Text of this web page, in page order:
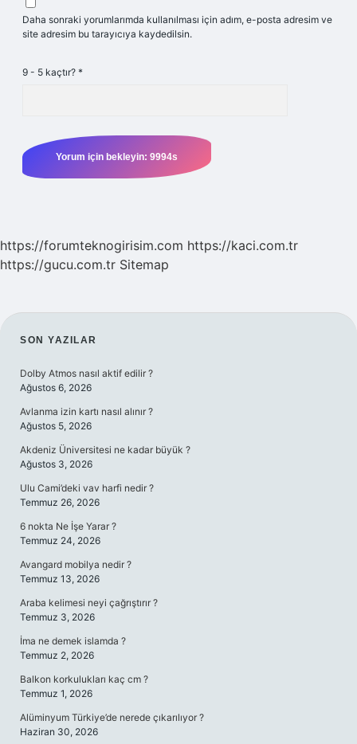
Daha sonraki yorumlarımda kullanılması için adım, e-posta adresim ve
site adresim bu tarayıcıya kaydedilsin.
9 - 5 kaçtır? *
https://forumteknogirisim.com https://kaci.com.tr
https://gucu.com.tr Sitemap
SIDEBAR
SON YAZILAR
Dolby Atmos nasıl aktif edilir ?
Ağustos 6, 2026
Avlanma izin kartı nasıl alınır ?
Ağustos 5, 2026
Akdeniz Üniversitesi ne kadar büyük ?
Ağustos 3, 2026
Ulu Cami’deki vav harfi nedir ?
Temmuz 26, 2026
6 nokta Ne İşe Yarar ?
Temmuz 24, 2026
Avangard mobilya nedir ?
Temmuz 13, 2026
Araba kelimesi neyi çağrıştırır ?
Temmuz 3, 2026
İma ne demek islamda ?
Temmuz 2, 2026
Balkon korkulukları kaç cm ?
Temmuz 1, 2026
Alüminyum Türkiye’de nerede çıkarılıyor ?
Haziran 30, 2026